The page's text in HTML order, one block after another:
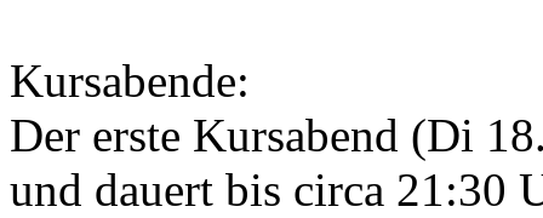
Kursabende:
Der erste Kursabend (Di
und dauert bis circa 21:30